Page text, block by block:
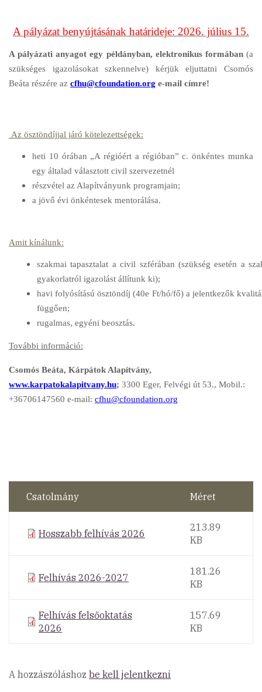
A pályázat benyújtásának határideje: 2026. július 15.
A pályázati anyagot egy példányban, elektronikus formában (a
szükséges igazolásokat szkennelve) kérjük eljuttatni Csomós
Beáta részére az cfhu@cfoundation.org e-mail címre!
Az ösztöndíjjal járó kötelezettségek:
heti 10 órában „A régióért a régióban” c. önkéntes munka
egy általad választott civil szervezetnél
részvétel az Alapítványunk programjain;
a jövő évi önkéntesek mentorálása.
Amit kínálunk:
szakmai tapasztalat a civil szférában (szükség esetén a
gyakorlatról igazolást állítunk ki);
havi folyósítású ösztöndíj (40e Ft/hó/fő) a jelentkezők
függően;
rugalmas, egyéni beosztás.
További információ:
Csomós Beáta, Kárpátok Alapítvány,
www.karpatokalapitvany.hu; 3300 Eger, Felvégi út 53., Mobil.:
+36706147560 e-mail: cfhu@cfoundation.org
Csatolmány Méret
Hosszabb felhívás 2026
213.89
KB
Felhívás 2026-2027
181.26
KB
Felhívás felsőoktatás
2026
157.69
KB
A hozzászóláshoz be kell jelentkezni